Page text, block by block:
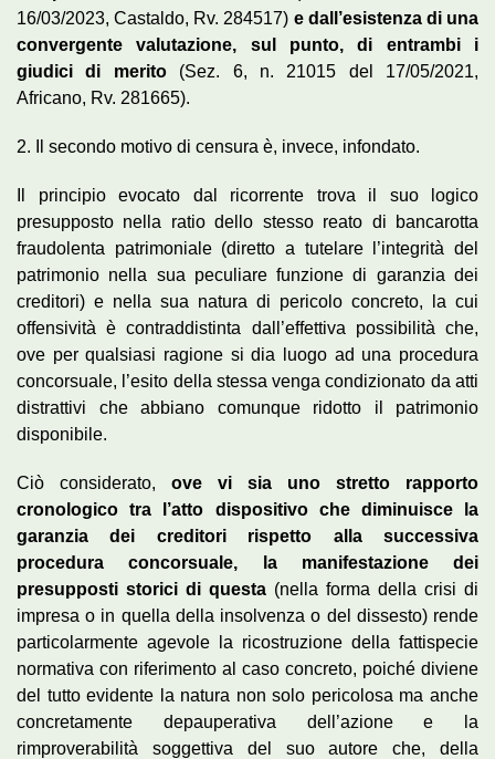
16/03/2023, Castaldo, Rv. 284517) e dall’esistenza di una
convergente valutazione, sul punto, di entrambi i
giudici di merito(Sez. 6, n. 21015 del 17/05/2021,
Africano, Rv. 281665).
2. Il secondo motivo di censura è, invece, infondato.
Il principio evocato dal ricorrente trova il suo logico
presupposto nella ratio dello stesso reato di bancarotta
fraudolenta patrimoniale (diretto a tutelare l’integrità del
patrimonio nella sua peculiare funzione di garanzia dei
creditori) e nella sua natura di pericolo concreto, la cui
offensività è contraddistinta dall’effettiva possibilità che,
ove per qualsiasi ragione si dia luogo ad una procedura
concorsuale, l’esito della stessa venga condizionato da atti
distrattivi che abbiano comunque ridotto il patrimonio
disponibile.
Ciò considerato, ove vi sia uno stretto rapporto
cronologico tra l’atto dispositivo che diminuisce la
garanzia dei creditori rispetto alla successiva
procedura concorsuale, la manifestazione dei
presupposti storici di questa (nella forma della crisi di
impresa o in quella della insolvenza o del dissesto) rende
particolarmente agevole la ricostruzione della fattispecie
normativa con riferimento al caso concreto, poiché diviene
del tutto evidente la natura non solo pericolosa ma anche
concretamente depauperativa dell’azione e la
rimproverabilità soggettiva del suo autore che, della